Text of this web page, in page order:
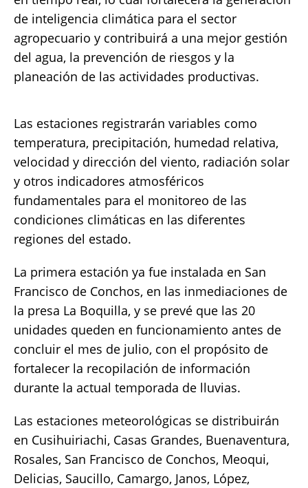
de inteligencia climática para el sector
agropecuario y contribuirá a una mejor gestión
del agua, la prevención de riesgos y la
planeación de las actividades productivas.
Las estaciones registrarán variables como
temperatura, precipitación, humedad relativa,
velocidad y dirección del viento, radiación solar
y otros indicadores atmosféricos
fundamentales para el monitoreo de las
condiciones climáticas en las diferentes
regiones del estado.
La primera estación ya fue instalada en San
Francisco de Conchos, en las inmediaciones de
la presa La Boquilla, y se prevé que las 20
unidades queden en funcionamiento antes de
concluir el mes de julio, con el propósito de
fortalecer la recopilación de información
durante la actual temporada de lluvias.
Las estaciones meteorológicas se distribuirán
en Cusihuiriachi, Casas Grandes, Buenaventura,
Rosales, San Francisco de Conchos, Meoqui,
Delicias, Saucillo, Camargo, Janos, López,